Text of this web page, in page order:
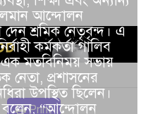
Print
আন্দোলন
দেন শ্রমিক নেতৃবৃন্দ। এ
কর্মকর্তা গালিব
এক মতবিনিময় সভায়
নেতা, প্রশাসনের
উপস্থিত ছিলেন।
বলেন, “আন্দোলন